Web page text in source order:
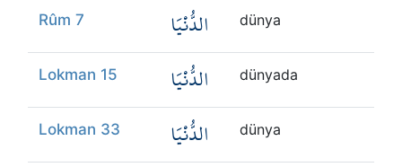
Rûm 7 الدُّنْيَا dünya
Lokman 15 الدُّنْيَا dünyada
Lokman 33 الدُّنْيَا dünya